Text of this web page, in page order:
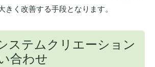
きく改善する手段となります。
ステムクリエーション
合わせ